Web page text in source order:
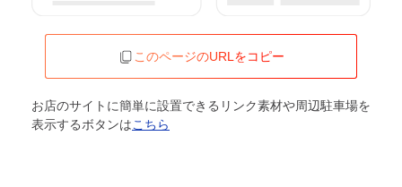
このページのURLをコピー
お店のサイトに簡単に設置できるリンク素材や周辺駐車場を
表示するボタンはこちら